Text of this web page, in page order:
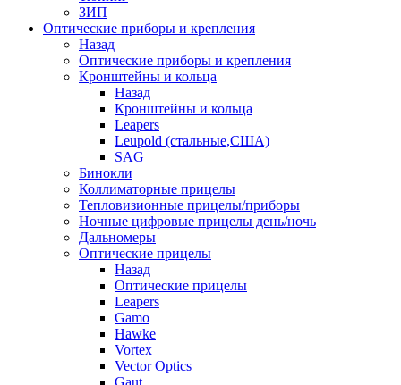
ЗИП
Оптические приборы и крепления
Назад
Оптические приборы и крепления
Кронштейны и кольца
Назад
Кронштейны и кольца
Leapers
Leupold (стальные,США)
SAG
Бинокли
Коллиматорные прицелы
Тепловизионные прицелы/приборы
Ночные цифровые прицелы день/ночь
Дальномеры
Оптические прицелы
Назад
Оптические прицелы
Leapers
Gamo
Hawke
Vortex
Vector Optics
Gaut